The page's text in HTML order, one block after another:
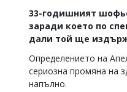
33-годишният
заради което по
дали той ще
Определението на
сериозна промяна на
напълно.